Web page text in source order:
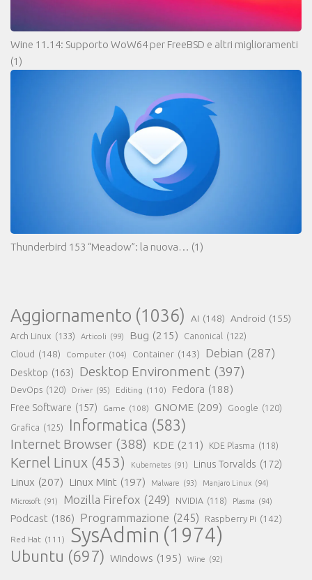
Wine 11.14: Supporto WoW64 per FreeBSD e altri miglioramenti
(1)
Thunderbird 153 “Meadow”: la nuova… (1)
Aggiornamento (1036) AI (148) Android (155)
Arch Linux (133) Articoli (99) Bug (215) Canonical (122)
Cloud (148) Computer (104) Container (143) Debian (287)
Desktop (163) Desktop Environment (397)
DevOps (120) Driver (95) Editing (110) Fedora (188)
Free Software (157) Game (108) GNOME (209) Google (120)
Grafica (125) Informatica (583)
Internet Browser (388) KDE (211) KDE Plasma (118)
Kernel Linux (453) Kubernetes (91) Linus Torvalds (172)
Linux (207) Linux Mint (197) Malware (93) Manjaro Linux (94)
Microsoft (91) Mozilla Firefox (249) NVIDIA (118) Plasma (94)
Podcast (186) Programmazione (245) Raspberry Pi (142)
Red Hat (111) SysAdmin (1974)
Ubuntu (697) Windows (195) Wine (92)